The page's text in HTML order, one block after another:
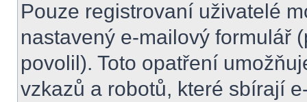
Pouze registrovaní uživatelé
nastavený e-mailový formulář
povolil). Toto opatření
vzkazů a robotů, které sbírají